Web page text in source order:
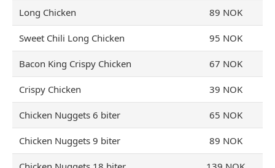
Long Chicken 89 NOK
Sweet Chili Long Chicken 95 NOK
Bacon King Crispy Chicken 67 NOK
Crispy Chicken 39 NOK
Chicken Nuggets 6 biter 65 NOK
Chicken Nuggets 9 biter 89 NOK